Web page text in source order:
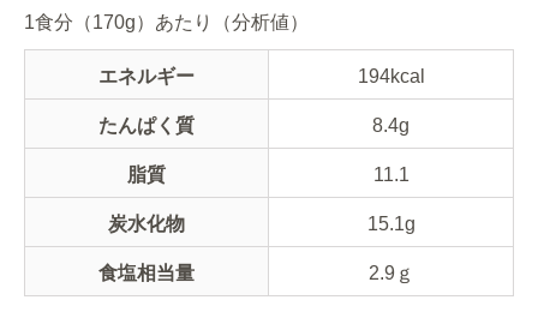
1食分（170g）あたり（分析値）
エネルギー 194kcal
たんぱく質 8.4g
脂質 11.1
炭水化物 15.1g
食塩相当量 2.9ｇ